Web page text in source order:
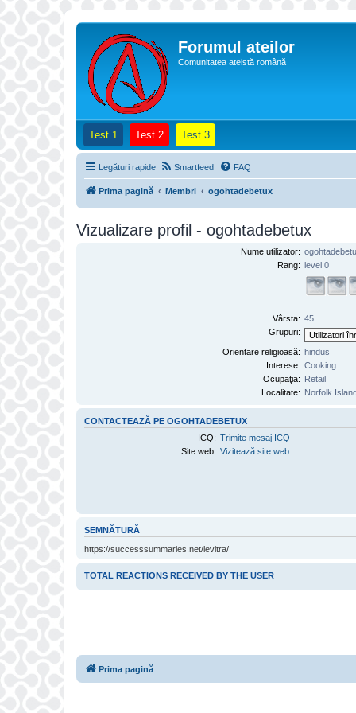
Forumul ateilor
Comunitatea ateistă română
Test 1 (Opens a new tab)
Test 2(Opens a new tab)
Test 3(Opens a new tab)
Legături rapide Smartfeed FAQ
Prima pagină Membri ogohtadebetux
Vizualizare profil - ogohtadebetux
Nume utilizator:
Rang: level 0
Vârsta: 45
Grupuri:
Orientare religioasă: hindus
Interese: Cooking
Ocupaţia: Retail
Localitate: Norfolk
CONTACTEAZĂ PE OGOHTADEBETUX
ICQ: Trimite mesaj ICQ
Site web: Vizitează site web
SEMNĂTURĂ
https://successsummaries.net/levitra/
TOTAL REACTIONS RECEIVED BY THE USER
Prima pagină